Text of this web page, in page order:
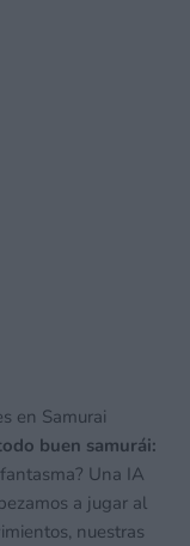
en Samurai
buen samurái:
Una IA
a jugar al
nuestras